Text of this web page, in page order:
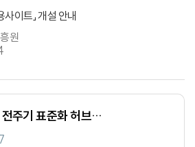
이트」 개설 안내
원
주기 표준화 허브
축기 등 3종5대 구매